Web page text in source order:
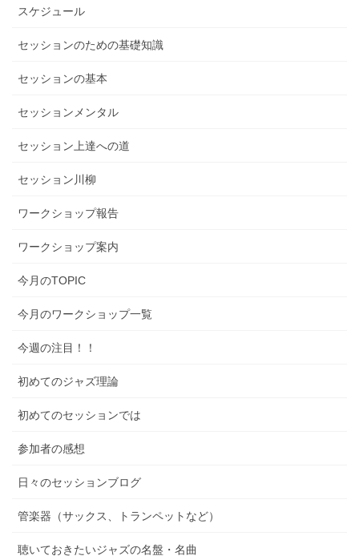
スケジュール
セッションのための基礎知識
セッションの基本
セッションメンタル
セッション上達への道
セッション川柳
ワークショップ報告
ワークショップ案内
今月のTOPIC
今月のワークショップ一覧
今週の注目！！
初めてのジャズ理論
初めてのセッションでは
参加者の感想
日々のセッションブログ
管楽器（サックス、トランペットなど）
聴いておきたいジャズの名盤・名曲